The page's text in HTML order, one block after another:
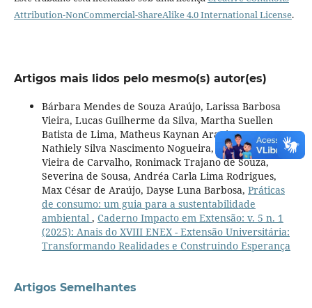
Attribution-NonCommercial-ShareAlike 4.0 International License.
Artigos mais lidos pelo mesmo(s) autor(es)
Bárbara Mendes de Souza Araújo, Larissa Barbosa
Vieira, Lucas Guilherme da Silva, Martha Suellen
Batista de Lima, Matheus Kaynan Araujo, Rayanna
Nathiely Silva Nascimento Nogueira, Yalle Catharinne
Vieira de Carvalho, Ronimack Trajano de Souza,
Severina de Sousa, Andréa Carla Lima Rodrigues,
Max César de Araújo, Dayse Luna Barbosa, Práticas
de consumo: um guia para a sustentabilidade
ambiental , Caderno Impacto em Extensão: v. 5 n. 1
(2025): Anais do XVIII ENEX - Extensão Universitária:
Transformando Realidades e Construindo Esperança
Artigos Semelhantes